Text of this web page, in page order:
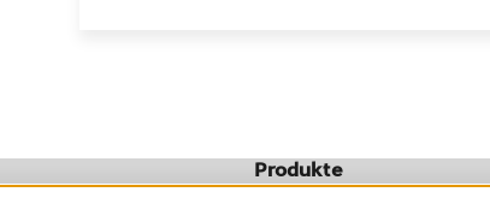
Produkte